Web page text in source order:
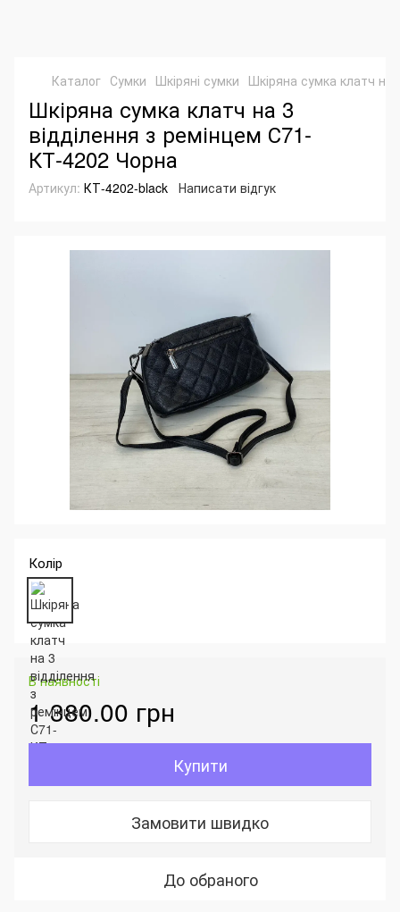
Каталог Сумки Шкіряні сумки Шкіряна сумка клатч на
Шкіряна сумка клатч на 3
відділення з ремінцем С71-
КТ-4202 Чорна
Артикул: КТ-4202-black Написати відгук
Колір
В наявності
1 380.00 грн
Купити
Замовити швидко
До обраного